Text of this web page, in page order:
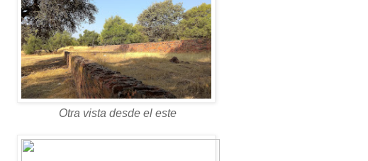
Otra vista desde el este